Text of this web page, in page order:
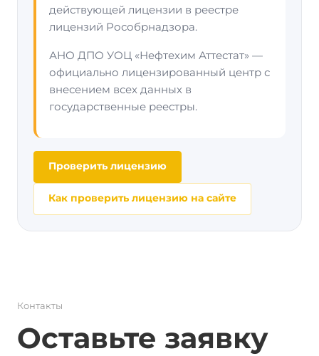
действующей лицензии в реестре
лицензий Рособрнадзора.
АНО ДПО УОЦ «Нефтехим Аттестат» —
официально лицензированный центр с
внесением всех данных в
государственные реестры.
Проверить лицензию
Как проверить лицензию на сайте
Контакты
Оставьте заявку